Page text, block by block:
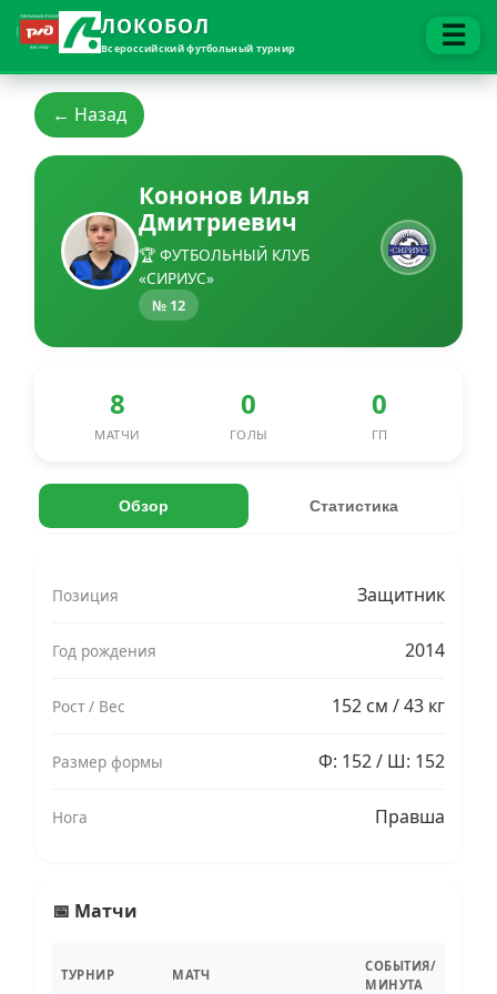
ЛОКОБОЛ
Всероссийский футбольный турнир ☰
← Назад
Кононов Илья
Дмитриевич
🏆 ФУТБОЛЬНЫЙ КЛУБ
«СИРИУС»
№ 12
8
МАТЧИ
0
ГОЛЫ
0
ГП
Обзор Статистика
Позиция Защитник
Год рождения 2014
Рост / Вес 152 см / 43 кг
Размер формы Ф: 152 / Ш: 152
Нога Правша
📅 Матчи
ТУРНИР МАТЧ
СОБЫТИЯ/
МИНУТА